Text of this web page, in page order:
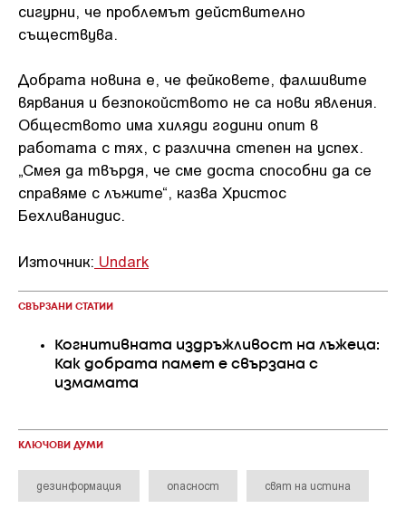
сигурни, че проблемът действително
съществува.
Добрата новина е, че фейковете, фалшивите
вярвания и безпокойството не са нови явления.
Обществото има хиляди години опит в
работата с тях, с различна степен на успех.
„Смея да твърдя, че сме доста способни да се
справяме с лъжите“, казва Христос
Бехливанидис.
Източник: Undark
СВЪРЗАНИ СТАТИИ
Когнитивната издръжливост на лъжеца:
Как добрата памет е свързана с
измамата
КЛЮЧОВИ ДУМИ
дезинформация опасност свят на истина